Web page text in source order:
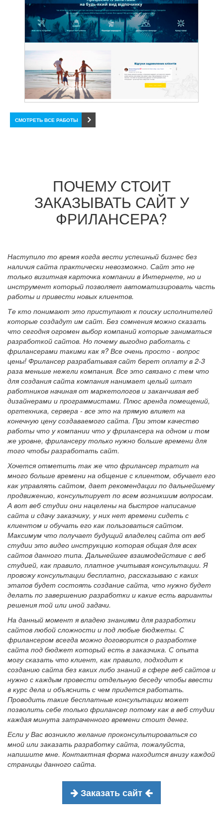
СМОТРЕТЬ ВСЕ РАБОТЫ
ПОЧЕМУ СТОИТ
ЗАКАЗЫВАТЬ САЙТ У
ФРИЛАНСЕРА?
Наступило то время когда вести успешный бизнес без
наличия сайта практически невозможно. Сайт это не
только визитная карточка компании в Интернете, но и
инструмент который позволяет автоматизировать часть
работы и привести новых клиентов.
Те кто понимают это приступают к поиску исполнителей
которые создадут им сайт. Без сомнения можно сказать
что сегодня огромен выбор компаний которые заниматься
разработкой сайтов. Но почему выгодно работать с
фрилансерами такими как я? Все очень просто - вопрос
цены! Фрилансер разрабатывая сайт берет оплату в 2-3
раза меньше нежели компания. Все это связано с тем что
для создания сайта компания нанимает целый штат
работников начиная от маркетологов и заканчивая веб
дизайнерами и программистами. Плюс аренда помещений,
оргтехника, сервера - все это на прямую влияет на
конечную цену создаваемого сайта. При этом качество
работы что у компании что у фрилансера на одном и том
же уровне, фрилансеру только нужно больше времени для
того чтобы разработать сайт.
Хочется отметить так же что фрилансер тратит на
много больше времени на общение с клиентом, обучает его
как управлять сайтом, дает рекомендации по дальнейшему
продвижению, консультирует по всем возникшим вопросам.
А вот веб студии они нацелены на быстрое написание
сайта и сдачу заказчику, у них нет времени сидеть с
клиентом и обучать его как пользоваться сайтом.
Максимум что получает будущий владелец сайта от веб
студии это видео инструкцию которая общая для всех
сайтов данного типа. Дальнейшее взаимодействие с веб
студией, как правило, платное учитывая консультации. Я
провожу консультации бесплатно, рассказываю с каких
этапов будет состоять создание сайта, что нужно будет
делать по завершению разработки и какие есть варианты
решения той или иной задачи.
На данный момент я владею знаниями для разработки
сайтов любой сложности и под любые бюджеты. С
фрилансером всегда можно договорится о разработке
сайта под бюджет который есть в заказчика. С опыта
могу сказать что клиент, как правило, подходит к
созданию сайта без каких либо знаний в сфере веб сайтов и
нужно с каждым провести отдельную беседу чтобы ввести
в курс дела и объяснить с чем придется работать.
Проводить такие бесплатные консультации может
позволить себе только фрилансер потому как в веб студии
каждая минута затраченного времени стоит денег.
Если у Вас возникло желание проконсультироваться со
мной или заказать разработку сайта, пожалуйста,
напишите мне. Контактная форма находится внизу каждой
страницы данного сайта.
Заказать сайт